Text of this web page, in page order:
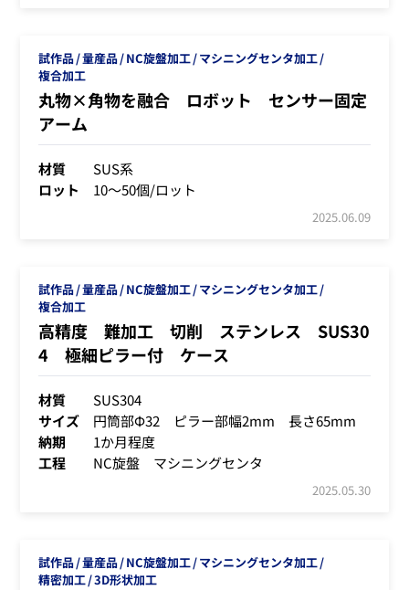
試作品 量産品 NC旋盤加工 マシニングセンタ加工
複合加工
丸物×角物を融合 ロボット センサー固定
アーム
材質
SUS系
ロット
10～50個/ロット
2025.06.09
試作品 量産品 NC旋盤加工 マシニングセンタ加工
複合加工
高精度 難加工 切削 ステンレス SUS30
4 極細ピラー付 ケース
材質
SUS304
サイズ
円筒部Φ32 ピラー部幅2mm 長さ65mm
納期
1か月程度
工程
NC旋盤 マシニングセンタ
2025.05.30
試作品 量産品 NC旋盤加工 マシニングセンタ加工
精密加工 3D形状加工